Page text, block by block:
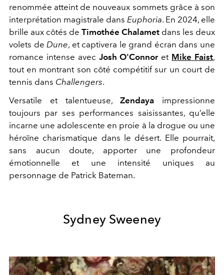
renommée atteint de nouveaux sommets grâce à son
interprétation magistrale dans Euphoria. En 2024, elle
brille aux côtés de Timothée Chalamet dans les deux
volets de Dune, et captivera le grand écran dans une
romance intense avec Josh O'Connoret Mike Faist,
tout en montrant son côté compétitif sur un court de
tennis dans Challengers.
Versatile et talentueuse,Zendaya impressionne
toujours par ses performances saisissantes, qu’elle
incarne une adolescente en proie à la drogue ou une
héroïne charismatique dans le désert. Elle pourrait,
sans aucun doute, apporter une profondeur
émotionnelle et une intensité uniques au
personnage de Patrick Bateman.
Sydney Sweeney